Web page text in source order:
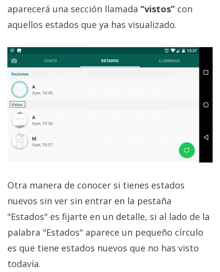
aparecerá una sección llamada “vistos” con
aquellos estados que ya has visualizado.
Otra manera de conocer si tienes estados
nuevos sin ver sin entrar en la pestaña
"Estados" es fijarte en un detalle, si al lado de la
palabra "Estados" aparece un pequeño círculo
es que tiene estados nuevos que no has visto
todavía.